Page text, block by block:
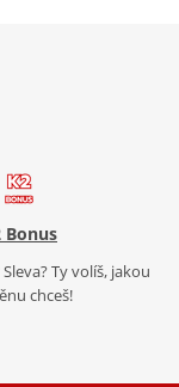
Bonus
Ty volíš, jakou
chceš!